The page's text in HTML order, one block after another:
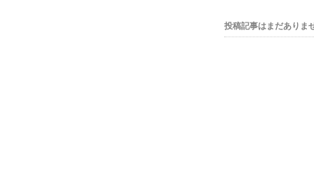
投稿記事はまだありま